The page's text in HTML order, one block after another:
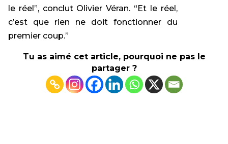
le réel”, conclut Olivier Véran. “Et le réel,
c’est que rien ne doit fonctionner du
premier coup.”
Tu as aimé cet article, pourquoi ne pas le
partager ?